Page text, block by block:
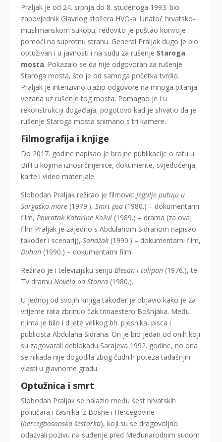
Praljak je od 24. srpnja do 8. studenoga 1993. bio
zapovjednik Glavnog stožera HVO-a. Unatoč hrvatsko-
muslimanskom sukobu, redovito je puštao konvoje
pomoći na suprotnu stranu. General Praljak dugo je bio
optuživan i u javnosti i na sudu za rušenje Staroga
mosta. Pokazalo se da nije odgovoran za rušenje
Staroga mosta, što je od samoga početka tvrdio.
Praljak je intenzivno tražio odgovore na mnoga pitanja
vezana uz rušenje tog mosta. Pomagao je i u
rekonstrukciji događaja, pogotovo kad je shvatio da je
rušenje Staroga mosta snimano s tri kamere.
Filmografija i knjige
Do 2017. godine napisao je brojne publikacije o ratu u
BiH u kojima iznosi činjenice, dokumente, svjedočenja,
karte i video materijale.
Slobodan Praljak režirao je filmove:Jegulje putuju u
Sargaško more (1979.),Smrt psa (1980.) – dokumentarni
film,Povratak Katarine Kožul (1989.) – drama (za ovaj
film Praljak je zajedno s Abdulahom Sidranom napisao
također i scenarij),Sandžak (1990.) – dokumentarni film,
Duhan (1990.) – dokumentarni film.
Režirao je i televizijsku serijuBlesan i tulipan (1976.), te
TV dramuNovela od Stanca (1980.).
U jednoj od svojih knjiga također je objavio kako je za
vrijeme rata zbrinuo čak trinaestero Bošnjaka. Među
njima je bilo i dijete velikog bh. pjesnika, pisca i
publicista Abdulaha Sidrana. On je bio jedan od onih koji
su zagovarali deblokadu Sarajeva 1992. godine, no ona
se nikada nije dogodila zbog čudnih poteza tadašnjih
vlasti u glavnome gradu.
Optužnica i smrt
Slobodan Praljak se nalazio među šest hrvatskih
političara i časnika iz Bosne i Hercegovine
(hercegbosanska šestorka), koji su se dragovoljno
odazvali pozivu na suđenje pred Međunarodnim sudom